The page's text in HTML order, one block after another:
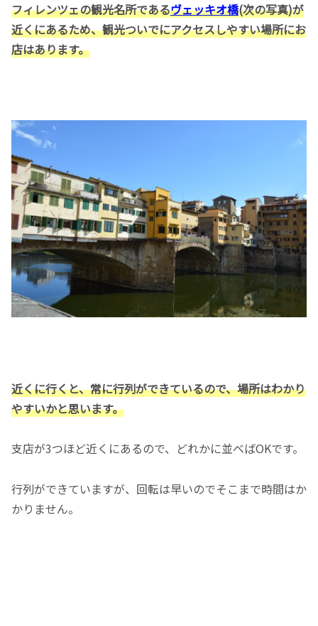
フィレンツェの観光名所であるヴェッキオ橋(次の写真)が
近くにあるため、観光ついでにアクセスしやすい場所にお
店はあります。
近くに行くと、常に行列ができているので、場所はわかり
やすいかと思います。
支店が3つほど近くにあるので、どれかに並べばOKです。
行列ができていますが、回転は早いのでそこまで時間はか
かりません。